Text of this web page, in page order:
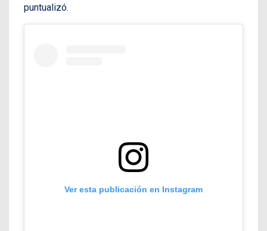
puntualizó.
Ver esta publicación en Instagram